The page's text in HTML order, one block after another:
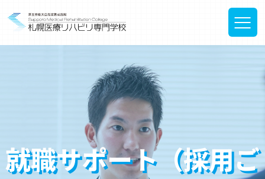
就職サポート（採用ご